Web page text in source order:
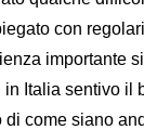
con
importante
Italia sentivo il
come siano